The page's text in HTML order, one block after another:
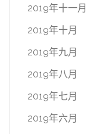
2019年十一月
2019年十月
2019年九月
2019年八月
2019年七月
2019年六月